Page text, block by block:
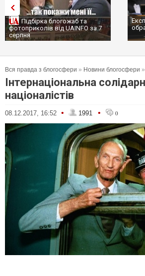
Підбірка блогожаб та
фотоприколів від UAINFO за 7
серпня
Вся правда з блогосфери » Новини блогосфери »
Інтернаціональна
націоналістів
08.12.2017, 16:52 • 1991 • 0